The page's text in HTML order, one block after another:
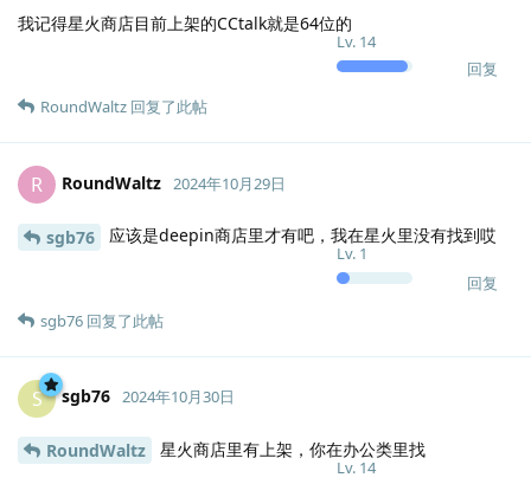
Lv. 14
我记得星火商店目前上架的CCtalk就是64位的
回复
RoundWaltz 回复了此帖
R RoundWaltz
Lv. 1
2024年10月29日
sgb76 应该是deepin商店里才有吧，我在星火里没有找到哎
回复
sgb76 回复了此帖
S sgb76
Lv. 14
2024年10月30日
RoundWaltz 星火商店里有上架，你在办公类里找